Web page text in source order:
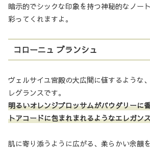
暗示的でシックな印象を持つ神秘的なノー
彩ってくれますよ。
コローニュ ブランシュ
ヴェルサイユ宮殿の大広間に値するような
レグランスです。
明るいオレンジブロッサムがパウダリーに
トアコードに包まれまれるようなエレガン
肌に寄り添うように広がる、柔らかい余韻